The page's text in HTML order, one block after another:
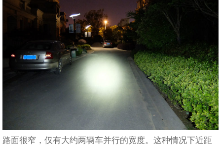
路面很窄，仅有大约两辆车并行的宽度。这种情况下近距